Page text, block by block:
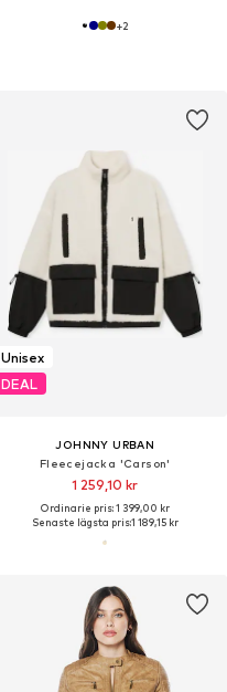
+2
Unisex
DEAL
JOHNNY URBAN
Fleecejacka 'Carson'
1 259,10 kr
Ordinarie pris: 1 399,00 kr
Senaste lägsta pris:1 189,15 kr